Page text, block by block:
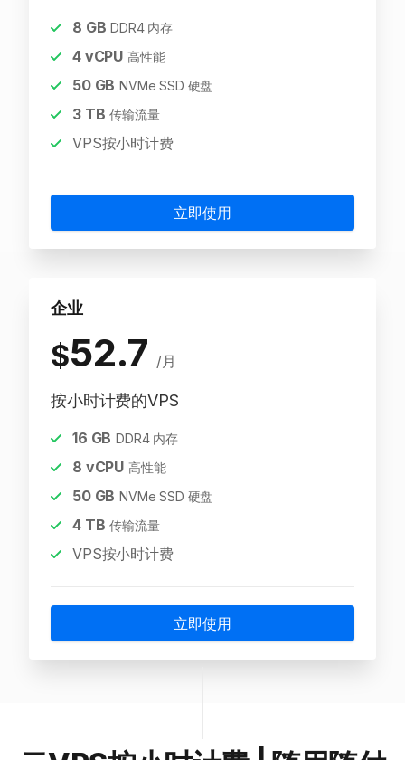
8 GB DDR4 内存
4vCPU 高性能
50GB NVMe SSD 硬盘
3TB 传输流量
VPS按小时计费
立即使用
企业
$52.7 /月
按小时计费的VPS
16 GB DDR4 内存
8 vCPU 高性能
50GB NVMe SSD 硬盘
4TB 传输流量
VPS按小时计费
立即使用